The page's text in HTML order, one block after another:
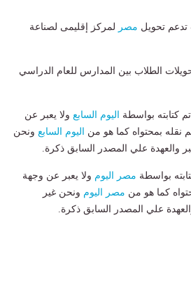
تدعم تحويل مصر لمركز إقليمى لصناعة
الطلاب بين المدارس للعام الدراسي
كتابته بواسطة اليوم السابع ولا يعبر عن
نقله بمحتواه كما هو من اليوم السابع ونحن
والعهدة علي المصدر السابق ذكرة.
بواسطة مصر اليوم ولا يعبر عن وجهة
كما هو من مصر اليوم ونحن غير
علي المصدر السابق ذكرة.